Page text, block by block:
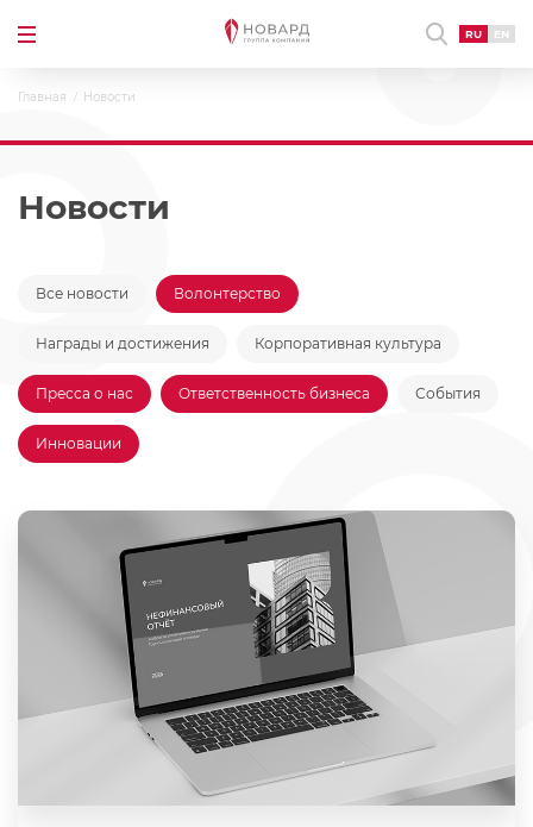
RU EN
Главная Новости
Новости
Все новости Волонтерство
Награды и достижения Корпоративная культура
Пресса о нас Ответственность бизнеса События
Инновации